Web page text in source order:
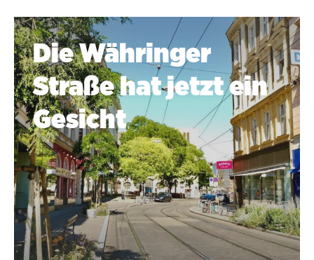
Die Währinger
Straße hat jetzt ein
Gesicht